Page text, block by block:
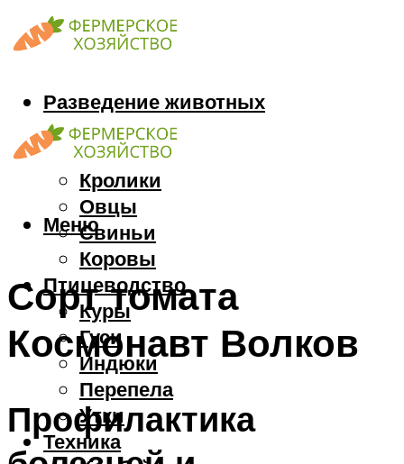
Разведение животных
Козы
Кони
Кролики
Овцы
Свиньи
Коровы
Птицеводство
Куры
Гуси
Индюки
Перепела
Утки
Техника
Меню
Сорт томата
Космонавт Волков
Профилактика